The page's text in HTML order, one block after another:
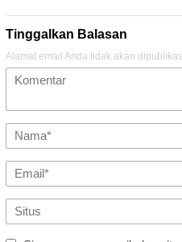
Tinggalkan Balasan
Alamat email Anda tidak akan